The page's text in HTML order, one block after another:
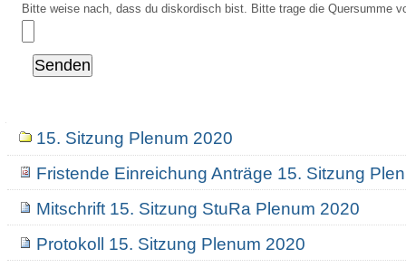
Bitte weise nach, dass du diskordisch bist. Bitte trage die Quersumme
Navigation15. Sitzung Plenum 2020
Fristende Einreichung Anträge 15. Sitzung
Mitschrift 15. Sitzung StuRa Plenum 2020
Protokoll 15. Sitzung Plenum 2020